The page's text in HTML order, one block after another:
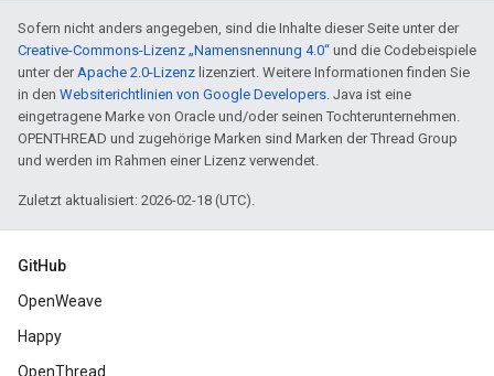
Sofern nicht anders angegeben, sind die Inhalte dieser Seite unter der
Creative-Commons-Lizenz „Namensnennung 4.0“ und die Codebeispiele
unter derApache 2.0-Lizenz lizenziert. Weitere Informationen finden Sie
in den Websiterichtlinien von Google Developers. Java ist eine
eingetragene Marke von Oracle und/oder seinen Tochterunternehmen.
OPENTHREAD und zugehörige Marken sind Marken der Thread Group
und werden im Rahmen einer Lizenz verwendet.
Zuletzt aktualisiert: 2026-02-18 (UTC).
GitHub
OpenWeave
Happy
OpenThread